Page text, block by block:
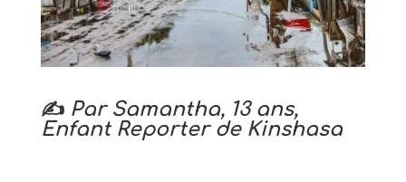
✍️ Par Samantha, 13 ans,
Enfant Reporter de Kinshasa